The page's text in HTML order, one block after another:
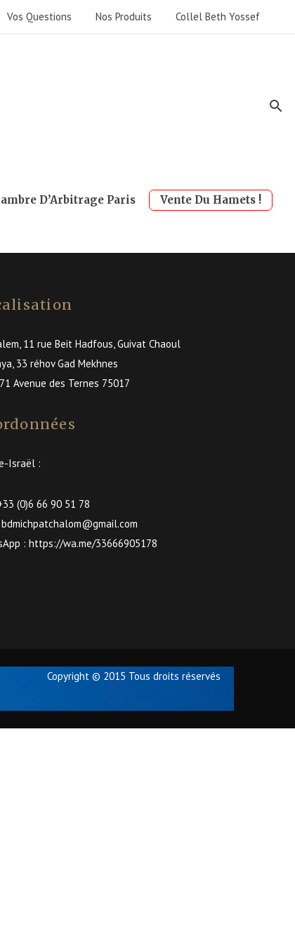
Vos Questions Nos Produits Collel Beth Yossef
D’Arbitrage Paris Vente Du Hamets !
11 rue Beit Hadfous, Guivat Chaoul
33 réhov Gad Mekhnes
Avenue des Ternes 75017
Israël :
(0)6 66 90 51 78
bdmichpatchalom@gmail.com
: https://wa.me/33666905178
Copyright © 2015 Tous droits réservés